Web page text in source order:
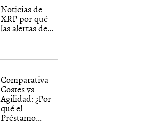
Noticias de
XRP por qué
las alertas de...
Comparativa
Costes vs
Agilidad: ¿Por
qué el
Préstamo...